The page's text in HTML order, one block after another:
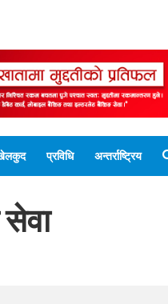
प्रविधि अन्तर्राष्ट्रिय